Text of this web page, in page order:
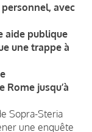
avec
aide publique
une trappe à
Rome jusqu’à
Sopra-Steria
une enquête